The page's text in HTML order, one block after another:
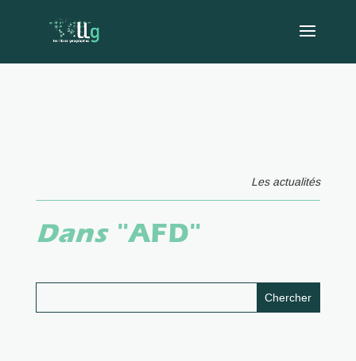
Les actualités
Dans"AFD"